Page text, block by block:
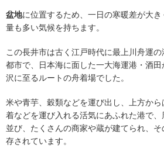
盆地に位置するため、一日の寒暖差が大
量も多い気候を持ちます。
この長井市は古く江戸時代に最上川舟運
都市で、日本海に面した一大海運港・酒
沢に至るルートの舟着場でした。
米や青芋、穀類などを運び出し、上方か
着などを運び入れる活気にあふれた港で
並び、たくさんの商家や蔵が建てられ、
存されています。